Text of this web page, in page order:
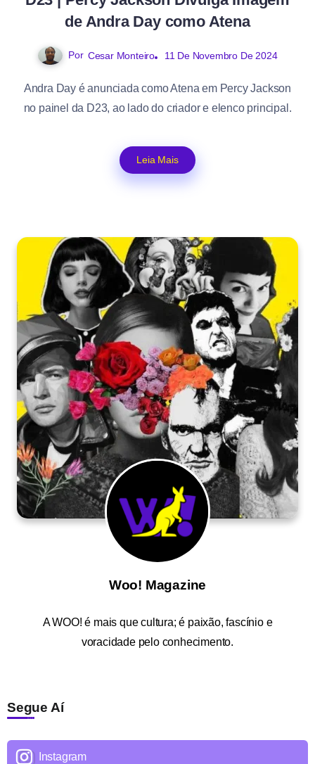
de Andra Day como Atena
Por Cesar Monteiro 11 De Novembro De 2024
Andra Day é anunciada como Atena em Percy Jackson
no painel da D23, ao lado do criador e elenco principal.
Leia Mais
Woo! Magazine
AWOO! é mais que cultura; é paixão, fascínio e
voracidade pelo conhecimento.
Segue Aí
Instagram